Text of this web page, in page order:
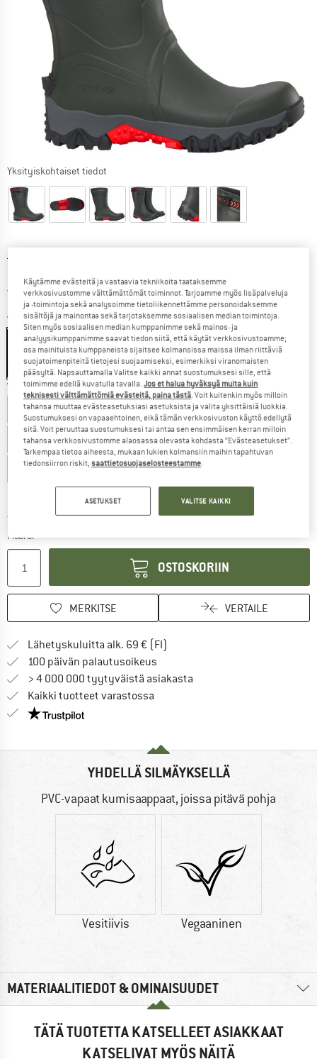
Yksityiskohtaiset tiedot
Alkuperäinen hinta :
129,95
Hinta:
103,96 sis. alv
Ilman lähetyskuluja(FI)Suomi. Tietoa lähetyskuluista.
Väri:Huntinggreen
20%
Valitse koko:
EU36 EU37 EU38 EU39 EU40 EU41
EU42 EU43 EU44 EU45 EU46
EU47
Toimitusaika: 6-8 arkipäivääLinkki avautuu tietokentässä ja sisältää
Määrä:
OSTOSKORIIN
MERKITSE VERTAILE
Lähetyskuluitta alk. 69 € (FI)
100 päivän palautusoikeus
> 4 000 000 tyytyväistä asiakasta
Kaikki tuotteet varastossa
Meillä on Trustpilot -sertifiointi - lue lisää tästä!
YHDELLÄ SILMÄYKSELLÄ
PVC-vapaat kumisaappaat, joissa pitävä pohja
Vesitiivis Vegaaninen
MATERIAALITIEDOT & OMINAISUUDET
TÄTÄ TUOTETTA KATSELLEET ASIAKKAAT
KATSELIVAT MYÖS NÄITÄ
Käytämme evästeitä ja vastaavia tekniikoita taataksemme
verkkosivustomme välttämättömät toiminnot. Tarjoamme myös lisäpalveluja
ja -toimintoja sekä analysoimme tietoliikennettämme personoidaksemme
sisältöjä ja mainontaa sekä tarjotaksemme sosiaalisen median toimintoja.
Siten myös sosiaalisen median kumppanimme sekä mainos- ja
analyysikumppanimme saavat tiedon siitä, että käytät verkkosivustoamme;
osa mainituista kumppaneista sijaitsee kolmansissa maissa ilman riittäviä
suojatoimenpiteitä tietojesi suojaamiseksi, esimerkiksi viranomaisten
pääsyltä. Napsauttamalla Valitse kaikki annat suostumuksesi sille, että
toimimme edellä kuvatulla tavalla.Jos et halua hyväksyä muita kuin
teknisesti välttämättömiä evästeitä, paina tästä. Voit kuitenkin myös milloin
tahansa muuttaa evästeasetuksiasi asetuksista ja valita yksittäisiä luokkia.
Suostumuksesi on vapaaehtoinen, eikä tämän verkkosivuston käyttö edellytä
sitä. Voit peruuttaa suostumuksesi tai antaa sen ensimmäisen kerran milloin
tahansa verkkosivustomme alaosassa olevasta kohdasta ”Evästeasetukset”.
Tarkempaa tietoa aiheesta, mukaan lukien kolmansiin maihin tapahtuvan
tiedonsiirron riskit,saattietosuojaselosteestamme.
ASETUKSET VALITSE KAIKKI